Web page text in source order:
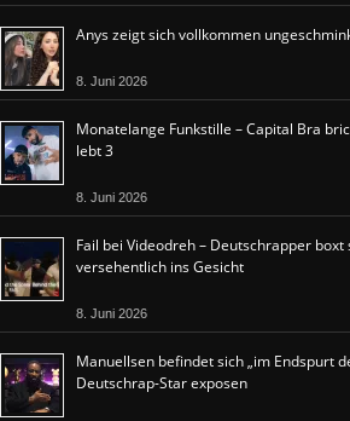
Anys zeigt sich vollkommen
8. Juni 2026
Monatelange Funkstille – Capital Bra
lebt 3
8. Juni 2026
Fail bei Videodreh – Deutschrapper boxt
versehentlich ins Gesicht
8. Juni 2026
Manuellsen befindet sich „im Endspurt
Deutschrap-Star exposen